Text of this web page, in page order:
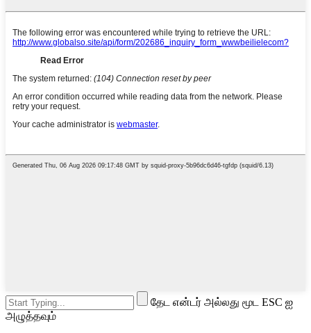
தேட என்டர் அல்லது மூட ESC ஐ
அழுத்தவும்